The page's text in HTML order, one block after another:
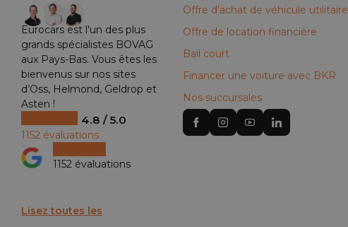
Eurocars est l'un des plus
grands spécialistes BOVAG
aux Pays-Bas. Vous êtes les
bienvenus sur nos sites
d’Oss, Helmond, Geldrop et
Asten !
4.8 / 5.0
1152 évaluations
1152 évaluations
Lisez toutes les
Offre d'achat de véhicule utilitaire
Offre de location financière
Bail court
Financer une voiture avec BKR
Nos succursales